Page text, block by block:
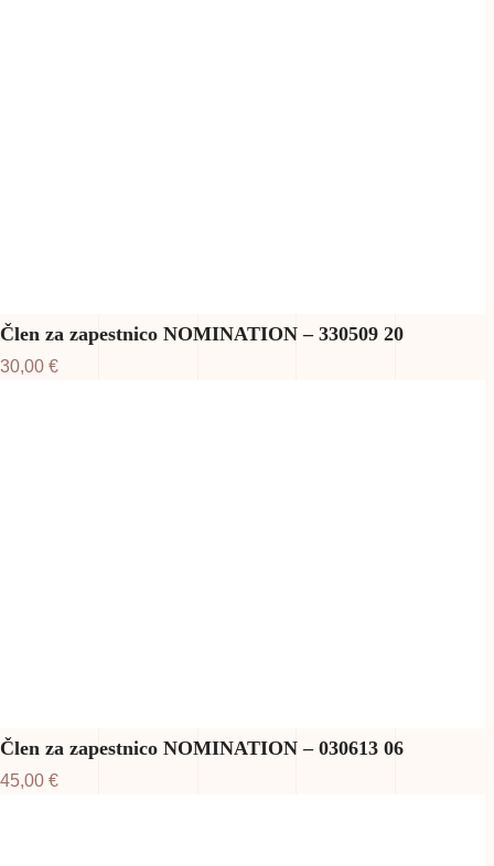
Člen za zapestnico NOMINATION – 330509 20
30,00 €
Člen za zapestnico NOMINATION – 030613 06
45,00 €